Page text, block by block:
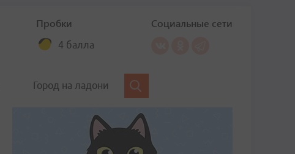
Пробки
4 балла
Социальные сети
Город на ладони